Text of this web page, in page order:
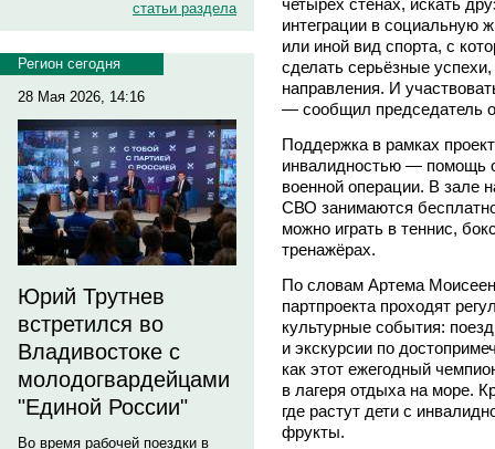
статьи раздела
Регион сегодня
28 Мая 2026, 14:16
Юрий Трутнев
встретился во
Владивостоке с
молодогвардейцами
"Единой России"
Во время рабочей поездки в
интеграции в социальную
или иной вид спорта, с
сделать серьёзные
направления. И
— сообщил председатель
Поддержка в рамках
инвалидностью — помощь
военной операции. В зале
СВО занимаются
можно играть в теннис,
тренажёрах.
По словам Артема
партпроекта проходят
культурные события:
и экскурсии по
как этот ежегодный
в лагеря отдыха на море.
где растут дети с
фрукты.